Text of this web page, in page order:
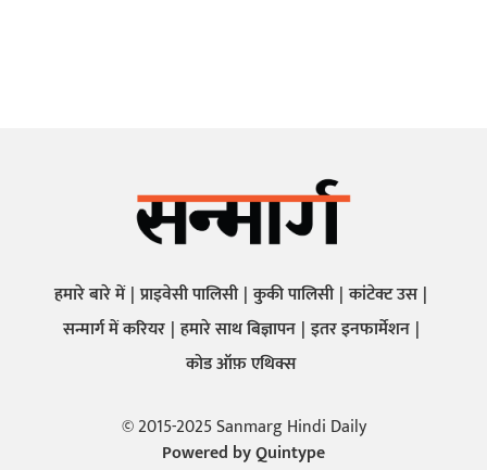
हमारे बारे में प्राइवेसी पालिसी कुकी पालिसी कांटेक्ट उस
सन्मार्ग में करियर हमारे साथ बिज्ञापन इतर इनफार्मेशन
कोड ऑफ़ एथिक्स
© 2015-2025 Sanmarg Hindi Daily
Powered byQuintype